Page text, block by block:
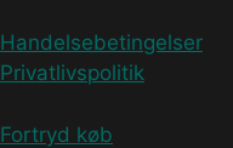
Handelsebetingelser
Privatlivspolitik
Fortryd køb